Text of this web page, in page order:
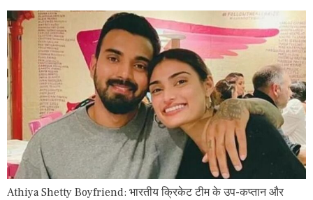
Athiya Shetty Boyfriend: भारतीय क्रिकेट टीम के उप-कप्तान और